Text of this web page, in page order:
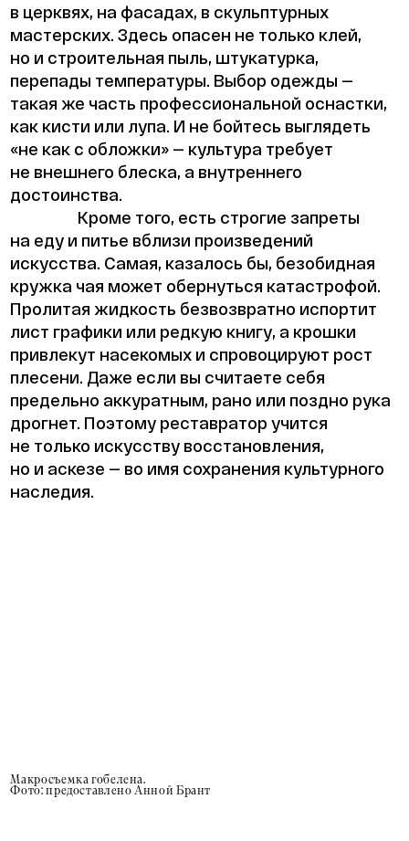
в церквях, на фасадах, в скульптурных
мастерских. Здесь опасен не только клей,
но и строительная пыль, штукатурка,
перепады температуры. Выбор одежды —
такая же часть профессиональной оснастки,
как кисти или лупа. И не бойтесь выглядеть
«не как с обложки» — культура требует
не внешнего блеска, а внутреннего
достоинства.
Кроме того, есть строгие запреты
на еду и питье вблизи произведений
искусства. Самая, казалось бы, безобидная
кружка чая может обернуться катастрофой.
Пролитая жидкость безвозвратно испортит
лист графики или редкую книгу, а крошки
привлекут насекомых и спровоцируют рост
плесени. Даже если вы считаете себя
предельно аккуратным, рано или поздно рука
дрогнет. Поэтому реставратор учится
не только искусству восстановления,
но и аскезе — во имя сохранения культурного
наследия.
Макросъемка гобелена.
Фото: предоставлено Анной Брант